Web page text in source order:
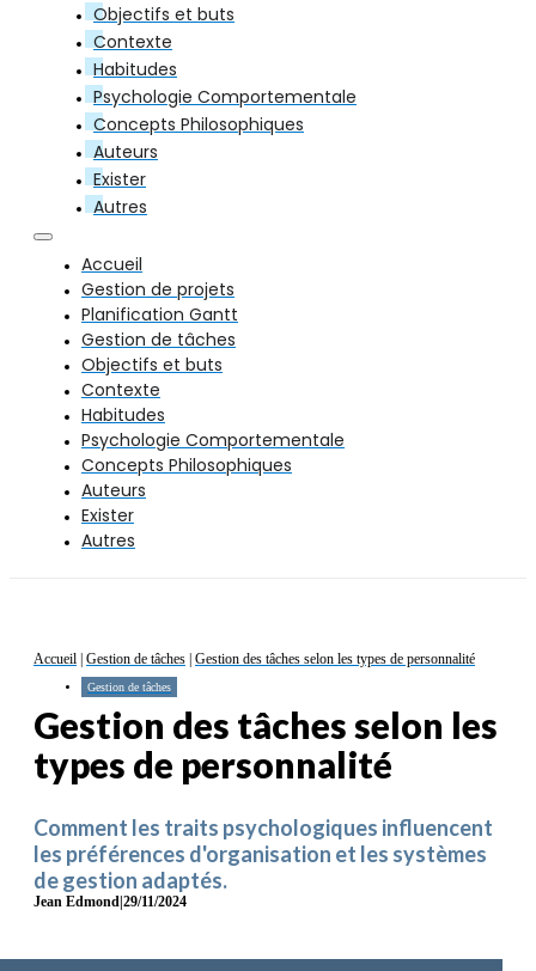
Objectifs et buts
Contexte
Habitudes
Psychologie Comportementale
Concepts Philosophiques
Auteurs
Exister
Autres
Accueil
Gestion de projets
Planification Gantt
Gestion de tâches
Objectifs et buts
Contexte
Habitudes
Psychologie Comportementale
Concepts Philosophiques
Auteurs
Exister
Autres
Accueil Gestion de tâches Gestion des tâches selon les types de personnalité
Gestion de tâches
Gestion des tâches selon les
types de personnalité
Comment les traits psychologiques influencent
les préférences d'organisation et les systèmes
de gestion adaptés.
Jean Edmond|29/11/2024